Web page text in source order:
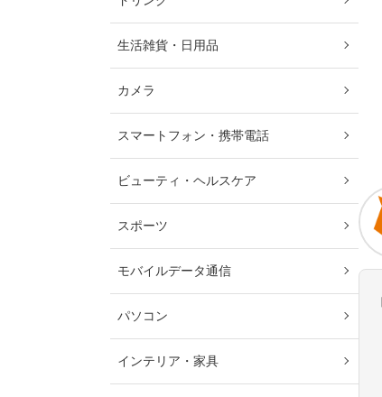
生活雑貨・日用品
カメラ
スマートフォン・携帯電話
ビューティ・ヘルスケア
スポーツ
モバイルデータ通信
パソコン
インテリア・家具